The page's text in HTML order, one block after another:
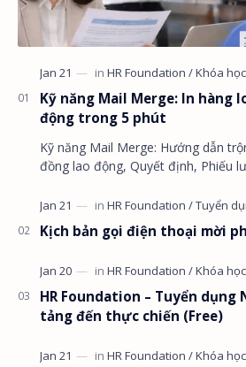
Kỹ năng Mail Merge: In hàng
động trong 5 phút
Kỹ năng Mail Merge: Hướng dẫn
đồng lao động, Quyết định, Phiếu
Kịch bản gọi điện thoại mời
HR Foundation – Tuyển dụng
tảng đến thực chiến (Free)